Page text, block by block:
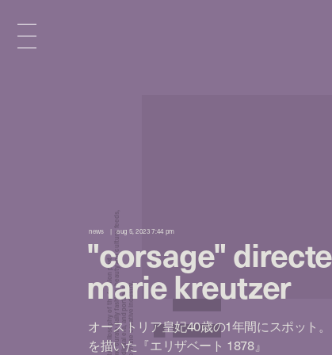
i
n
d
news aug 5, 2023 7:44 pm
"corsage"
marie kreutzer
オーストリア皇妃40歳の1年間にスポット
を描いた『エリザベート 1878』